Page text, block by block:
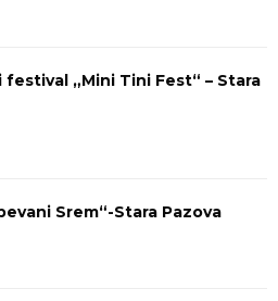
festival „Mini Tini Fest“ – Stara
Srem“-Stara Pazova